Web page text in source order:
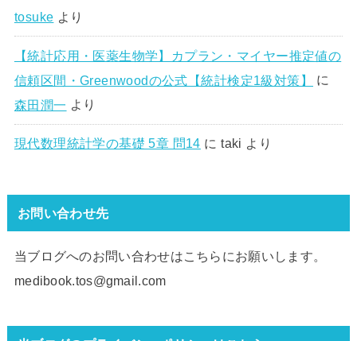
tosuke より
【統計応用・医薬生物学】カプラン・マイヤー推定値の
信頼区間・Greenwoodの公式【統計検定1級対策】
に
森田潤一 より
現代数理統計学の基礎 5章 問14 にtaki より
お問い合わせ先
当ブログへのお問い合わせはこちらにお願いします。
medibook.tos@gmail.com